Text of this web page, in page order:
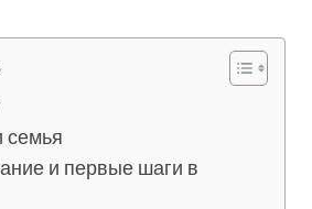
семья
и первые шаги в